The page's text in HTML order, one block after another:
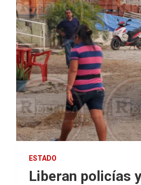
ESTADO
Liberan policías